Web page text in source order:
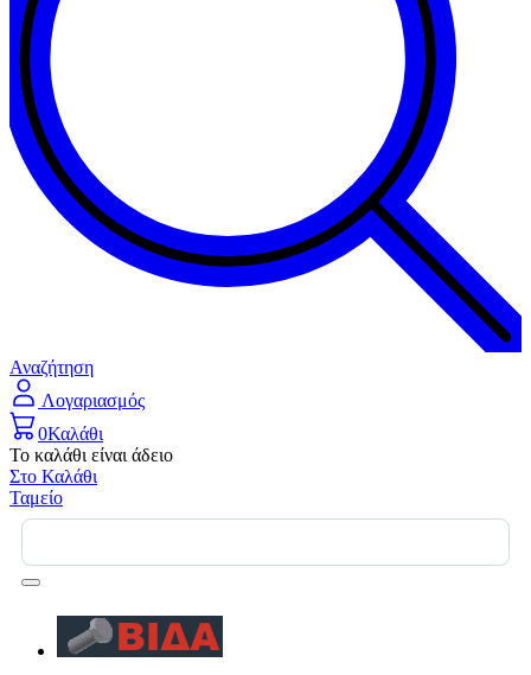
Αναζήτηση
Λογαριασμός
0Καλάθι
Το καλάθι είναι άδειο
Στο Καλάθι
Ταμείο